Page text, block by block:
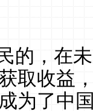
的，在
取收益
为了中